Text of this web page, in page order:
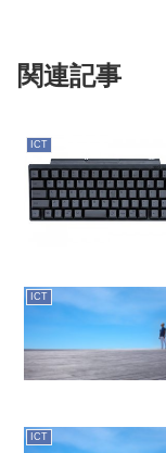
関連記事
ICT
ICT
ICT